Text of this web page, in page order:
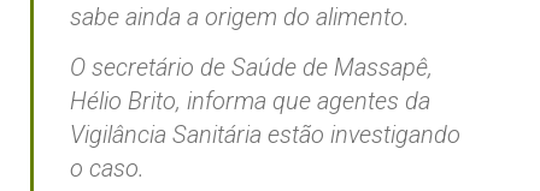
sabe ainda a origem do alimento.
O secretário de Saúde de Massapê,
Hélio Brito, informa que agentes da
Vigilância Sanitária estão investigando
o caso.